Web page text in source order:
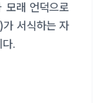
모래 언덕으로
서식하는 자
.